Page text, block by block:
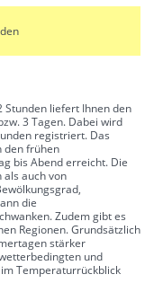
liefert Ihnen den
3 Tagen. Dabei wird
registriert. Das
den frühen
bis Abend erreicht. Die
auch von
die
Zudem gibt es
Regionen. Grundsätzlich
stärker
und
Temperaturrückblick